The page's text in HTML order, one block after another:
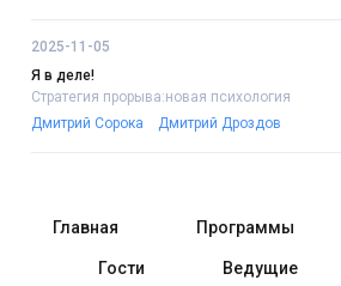
2025-11-05
Я в деле!
Стратегия прорыва:новая психология
Дмитрий Сорока
Дмитрий Дроздов
Главная Программы
Гости Ведущие